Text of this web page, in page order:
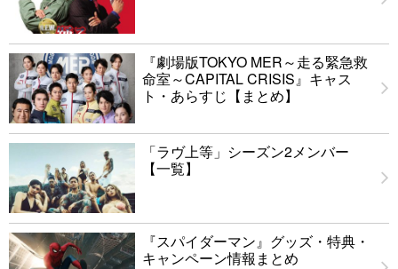
『劇場版TOKYO MER～走る緊急救
命室～CAPITAL CRISIS』キャス
ト・あらすじ【まとめ】
「ラヴ上等」シーズン2メンバー
【一覧】
『スパイダーマン』グッズ・特典・
キャンペーン情報まとめ